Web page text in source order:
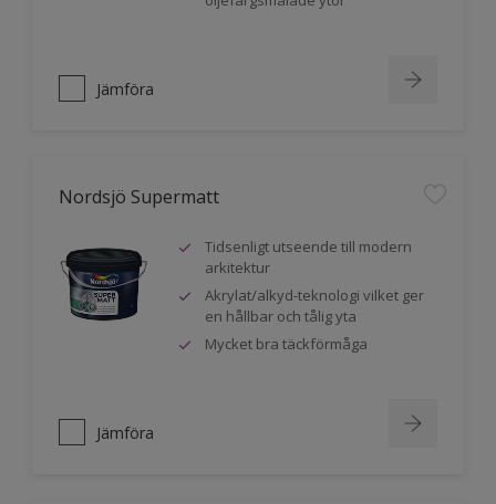
Jämföra
Nordsjö Supermatt
Tidsenligt utseende till modern
arkitektur
Akrylat/alkyd-teknologi vilket ger
en hållbar och tålig yta
Mycket bra täckförmåga
Jämföra